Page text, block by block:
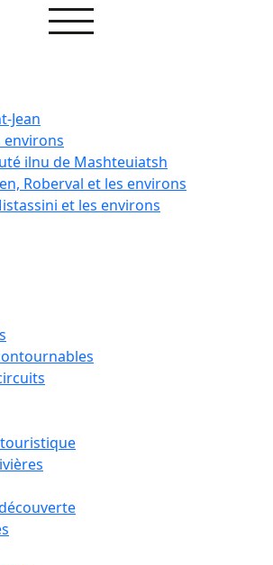
Jean
environs
ilnu de Mashteuiatsh
Roberval et les environs
et les environs